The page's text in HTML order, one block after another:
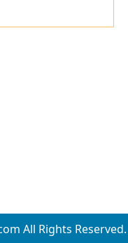
All Rights Reserved.